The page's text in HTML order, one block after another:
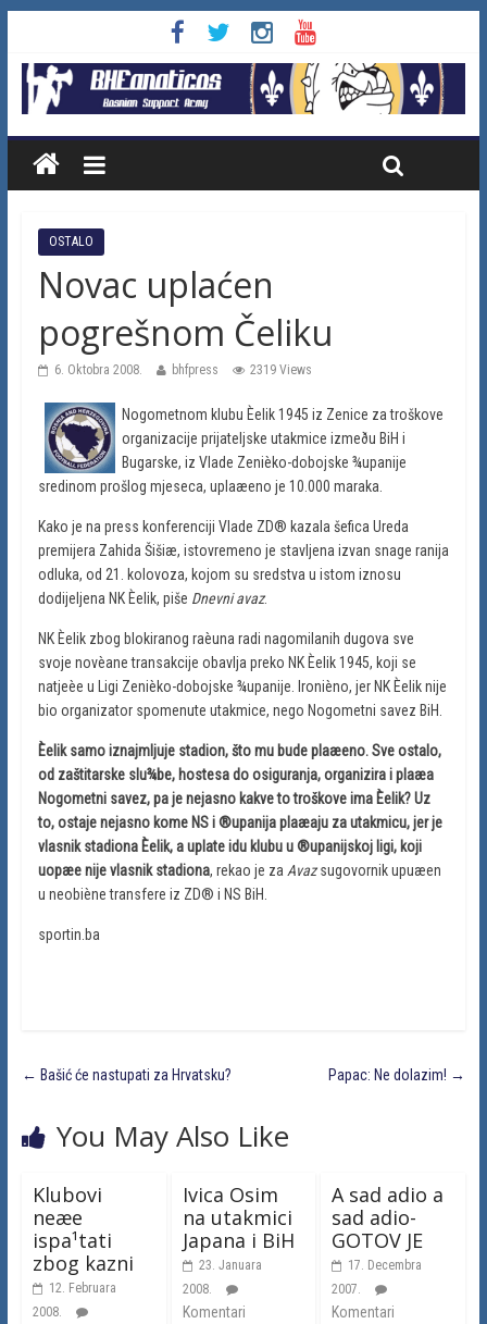
OSTALO
Novac uplaćen
pogrešnom Čeliku
6. Oktobra 2008. bhfpress 2319 Views
Nogometnom klubu Èelik 1945 iz Zenice za troškove
organizacije prijateljske utakmice izmeðu BiH i
Bugarske, iz Vlade Zenièko-dobojske ¾upanije
sredinom prošlog mjeseca, uplaæeno je 10.000 maraka.
Kako je na press konferenciji Vlade ZD® kazala šefica Ureda
premijera Zahida Šišiæ, istovremeno je stavljena izvan snage ranija
odluka, od 21. kolovoza, kojom su sredstva u istom iznosu
dodijeljena NK Èelik, piše Dnevni avaz.
NK Èelik zbog blokiranog raèuna radi nagomilanih dugova sve
svoje novèane transakcije obavlja preko NK Èelik 1945, koji se
natjeèe u Ligi Zenièko-dobojske ¾upanije. Ironièno, jer NK Èelik nije
bio organizator spomenute utakmice, nego Nogometni savez BiH.
Èelik samo iznajmljuje stadion, što mu bude plaæeno. Sve ostalo,
od zaštitarske slu¾be, hostesa do osiguranja, organizira i plaæa
Nogometni savez, pa je nejasno kakve to troškove ima Èelik? Uz
to, ostaje nejasno kome NS i ®upanija plaæaju za utakmicu, jer je
vlasnik stadiona Èelik, a uplate idu klubu u ®upanijskoj ligi, koji
uopæe nije vlasnik stadiona, rekao je za Avazsugovornik upuæen
u neobiène transfere iz ZD® i NS BiH.
sportin.ba
← Bašić će nastupati za Hrvatsku? Papac: Ne dolazim! →
You May Also Like
Klubovi
neæe
ispa¹tati
zbog kazni
12. Februara
2008.
Ivica Osim
na utakmici
Japana i BiH
23. Januara
2008.
Komentari
A sad adio a
sad adio-
GOTOV JE
17. Decembra
2007.
Komentari